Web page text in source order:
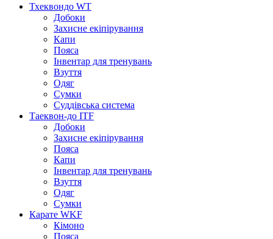
Тхеквондо WT
Добоки
Захисне екіпірування
Капи
Пояса
Інвентар для тренувань
Взуття
Одяг
Сумки
Суддівська система
Таеквон-до ITF
Добоки
Захисне екіпірування
Пояса
Капи
Інвентар для тренувань
Взуття
Одяг
Сумки
Карате WKF
Кімоно
Пояса